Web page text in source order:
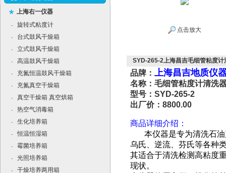
上海右一仪器
·
旋转式粘度计
·
台式鼓风干燥箱
·
立式鼓风干燥箱
·
高温鼓风干燥箱
·
充氮恒温鼓风干燥箱
·
充氮真空干燥箱
·
真空干燥箱 真空烘箱
·
热空气消毒箱
·
生化培养箱
·
恒温恒湿箱
·
霉菌培养箱
·
光照培养箱
·
干燥培养两用箱
点击放大
SYD-265-2上海昌吉毛细管粘度
品牌： 上海昌吉地质仪
名称：毛细管粘度计清洗
型号：SYD-265-2
出厂价：8800.00
商品详细介绍：
本仪器是专为清洗石
乌氏、逆流、芬氏等各种
其适合于清洗检测高粘度
现状。